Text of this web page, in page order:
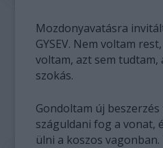
Mozdonyavatásra
GYSEV. Nem voltam
voltam, azt sem tudtam,
szokás.
Gondoltam új
száguldani fog a vonat,
ülni a koszos vagonban.